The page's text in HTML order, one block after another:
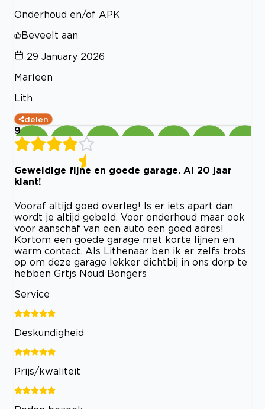
Onderhoud en/of APK
Beveelt aan
29 January 2026
Marleen
Lith
delen
9
Geweldige fijne en goede garage. Al 20 jaar
klant!
Vooraf altijd goed overleg! Is er iets apart dan
wordt je altijd gebeld. Voor onderhoud maar ook
voor aanschaf van een auto een goed adres!
Kortom een goede garage met korte lijnen en
warm contact. Als Lithenaar ben ik er zelfs trots
op om deze garage lekker dichtbij in ons dorp te
hebben Grtjs Noud Bongers
Service
Deskundigheid
Prijs/kwaliteit